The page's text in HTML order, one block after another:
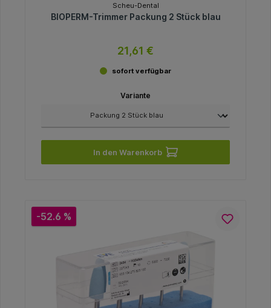
Scheu-Dental
BIOPERM-Trimmer Packung 2 Stück blau
21,61 €
sofort verfügbar
Variante
In den Warenkorb
-52.6 %